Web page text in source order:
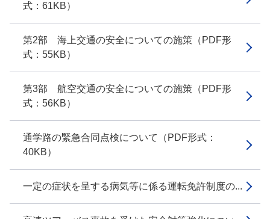
式：61KB）
第2部 海上交通の安全についての施策（PDF形
式：55KB）
第3部 航空交通の安全についての施策（PDF形
式：56KB）
通学路の緊急合同点検について（PDF形式：
40KB）
一定の症状を呈する病気等に係る運転免許制度の...